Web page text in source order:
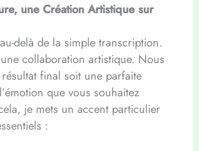
une Création Artistique sur
delà de la simple transcription.
collaboration artistique. Nous
final soit une parfaite
que vous souhaitez
je mets un accent particulier
: